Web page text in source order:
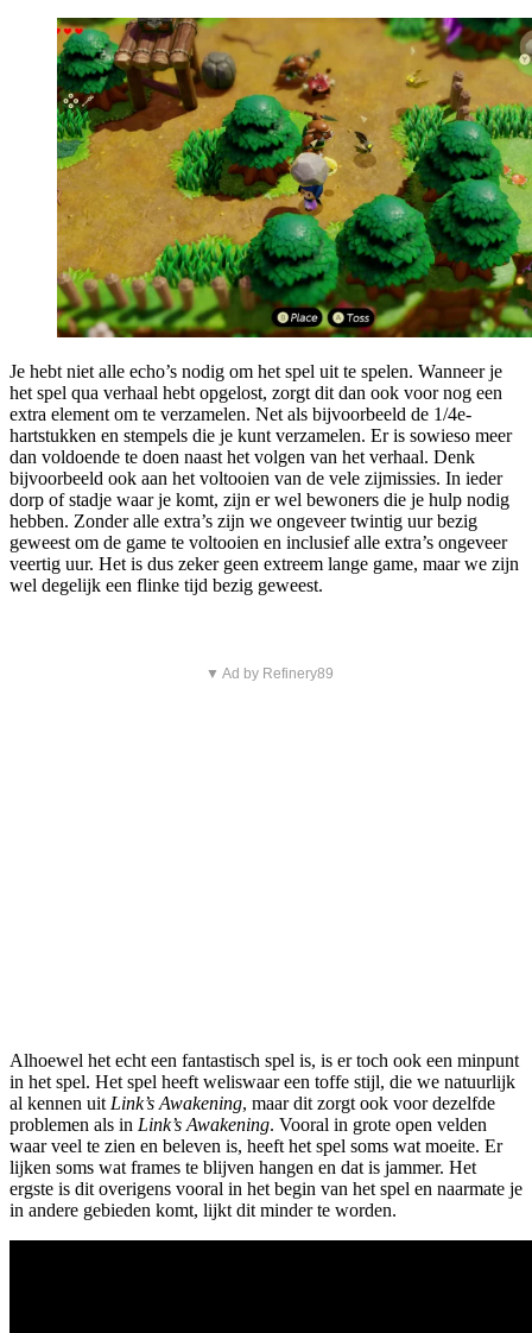
Je hebt niet alle echo’s nodig om het spel uit te spelen. Wanneer je
het spel qua verhaal hebt opgelost, zorgt dit dan ook voor nog een
extra element om te verzamelen. Net als bijvoorbeeld de 1/4e-
hartstukken en stempels die je kunt verzamelen. Er is sowieso meer
dan voldoende te doen naast het volgen van het verhaal. Denk
bijvoorbeeld ook aan het voltooien van de vele zijmissies. In ieder
dorp of stadje waar je komt, zijn er wel bewoners die je hulp nodig
hebben. Zonder alle extra’s zijn we ongeveer twintig uur bezig
geweest om de game te voltooien en inclusief alle extra’s ongeveer
veertig uur. Het is dus zeker geen extreem lange game, maar we zijn
wel degelijk een flinke tijd bezig geweest.
▼ Ad by Refinery89
Alhoewel het echt een fantastisch spel is, is er toch ook een minpunt
in het spel. Het spel heeft weliswaar een toffe stijl, die we natuurlijk
al kennen uit Link’s Awakening, maar dit zorgt ook voor dezelfde
problemen als in Link’s Awakening. Vooral in grote open velden
waar veel te zien en beleven is, heeft het spel soms wat moeite. Er
lijken soms wat frames te blijven hangen en dat is jammer. Het
ergste is dit overigens vooral in het begin van het spel en naarmate je
in andere gebieden komt, lijkt dit minder te worden.